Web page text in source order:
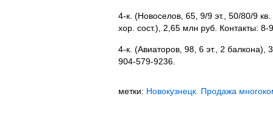
4-к. (Новоселов, 65, 9/9 эт., 50/80/9
хор. сост.), 2,65 млн руб. Контакты: 8-
4-к. (Авиаторов, 98, 6 эт., 2 балкона),
904-579-9236.
метки: Новокузнецк. Продажа